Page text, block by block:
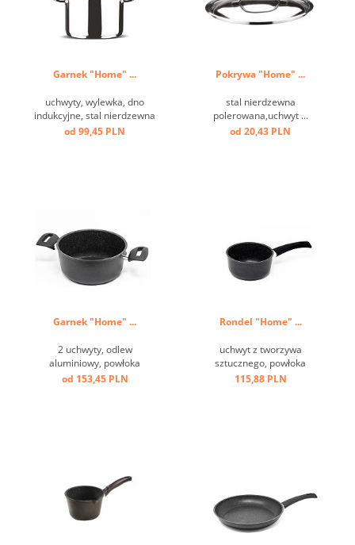
Garnek "Home" ...
uchwyty, wylewka, dno
indukcyjne, stal nierdzewna
polerowana ...
od 99,45 PLN
Pokrywa "Home" ...
stal nierdzewna
polerowana,uchwyt ...
od 20,43 PLN
Garnek "Home" ...
2 uchwyty, odlew
aluminiowy, powłoka
przeciw przywierająca, dno
od 153,45 PLN
Rondel "Home" ...
uchwyt z tworzywa
sztucznego, powłoka
przeciw przwierająca ...
115,88 PLN